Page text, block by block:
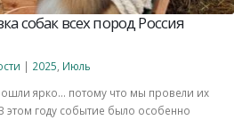
собак всех пород Россия
| 2025 Июль
ярко… потому что мы провели их
этом году событие было особенно